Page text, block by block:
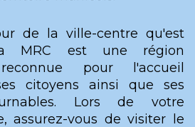
de la ville-centre qu'est
la MRC est une région
pour l'accueil
citoyens ainsi que ses
Lors de votre
assurez-vous de visiter le